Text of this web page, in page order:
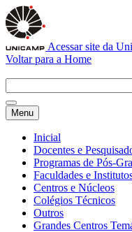
Acessar site da
Voltar para a Home
Menu
Inicial
Docentes e
Programas de Pós-
Faculdades e
Centros e Núcleos
Colégios Técnicos
Outros
Grandes Centros